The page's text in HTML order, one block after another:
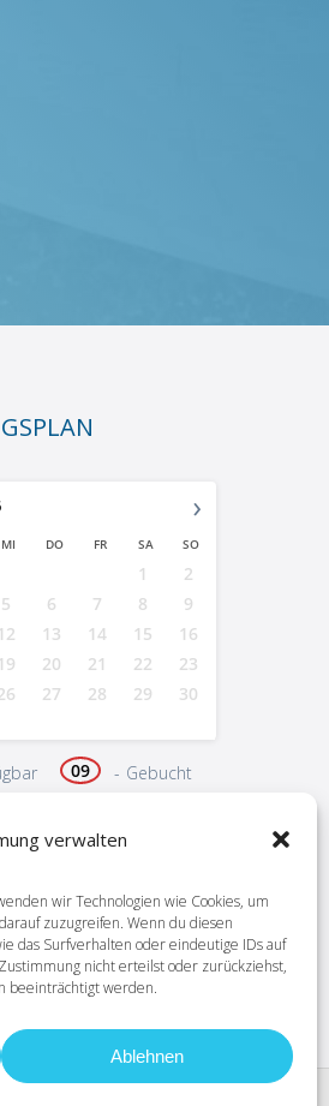
verwalten
wir Technologien wie Cookies, um
zuzugreifen. Wenn du diesen
das Surfverhalten oder eindeutige IDs auf
nicht erteilst oder zurückziehst,
beeinträchtigt werden.
Ablehnen
›
MI DO FR SA SO
1
2
5 6 7 8
9
12 13 14 15
16
19 20 21 22
23
27 28 29
30
09 - Gebucht
verfügbar